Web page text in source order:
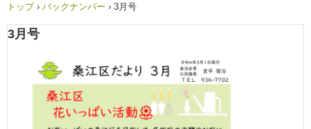
トップ › バックナンバー › 3月号
3月号